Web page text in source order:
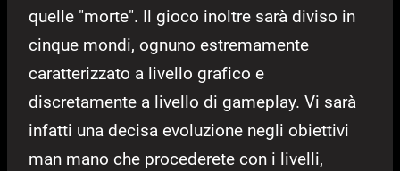
quelle "morte". Il gioco inoltre sarà diviso in
cinque mondi, ognuno estremamente
caratterizzato a livello grafico e
discretamente a livello di gameplay. Vi sarà
infatti una decisa evoluzione negli obiettivi
man mano che procederete con i livelli,